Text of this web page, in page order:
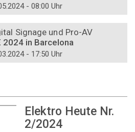
- 08:00 Uhr
Signage und Pro-AV
2024 in Barcelona
- 17:50 Uhr
Elektro Heute Nr.
2/2024